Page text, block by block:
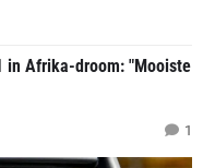
in Afrika-droom: "Mooiste
1